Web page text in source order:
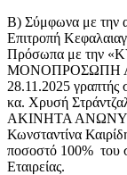
Β) Σύμφωνα με την
Επιτροπή
Πρόσωπα με
ΜΟΝΟΠΡΟΣΩΠΗ
28.11.2025 γραπτής
κα. Χρυσή
ΑΚΙΝΗΤΑ
Κωνσταντίνα
ποσοστό 100% του
Εταιρείας.